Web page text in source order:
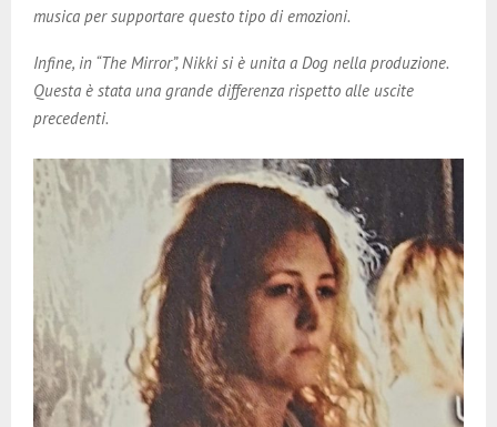
musica per supportare questo tipo di emozioni.
Infine, in “The Mirror”, Nikki si è unita a Dog nella produzione.
Questa è stata una grande differenza rispetto alle uscite
precedenti.